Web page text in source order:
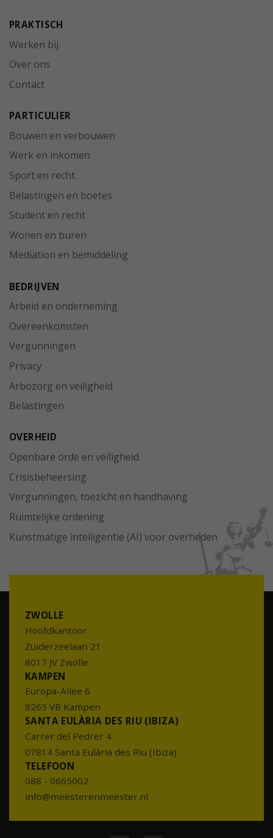
PRAKTISCH
Werken bij
Over ons
Contact
PARTICULIER
Bouwen en verbouwen
Werk en inkomen
Sport en recht
Belastingen en boetes
Student en recht
Wonen en buren
Mediation en bemiddeling
BEDRIJVEN
Arbeid en onderneming
Overeenkomsten
Vergunningen
Privacy
Arbozorg en veiligheid
Belastingen
OVERHEID
Openbare orde en veiligheid
Crisisbeheersing
Vergunningen, toezicht en handhaving
Ruimtelijke ordening
Kunstmatige intelligentie (AI) voor overheden
ZWOLLE
Hoofdkantoor
Zuiderzeelaan 21
8017 JV Zwolle
KAMPEN
Europa-Allee 6
8265 VB Kampen
SANTA EULÀRIA DES RIU (IBIZA)
Carrer del Pedrer 4
07814 Santa Eulària des Riu (Ibiza)
TELEFOON
088 - 0665002
info@meesterenmeester.nl